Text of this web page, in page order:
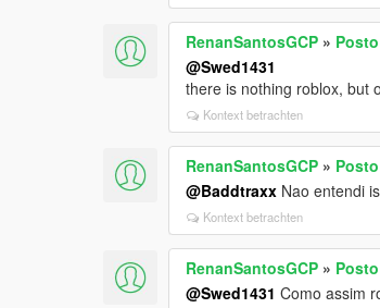
RenanSantosGCP »
@Swed1431
there is nothing roblox, but
Kontext betrachten
RenanSantosGCP »
@Baddtraxx Nao entendi
Kontext betrachten
RenanSantosGCP »
@Swed1431 Como assim